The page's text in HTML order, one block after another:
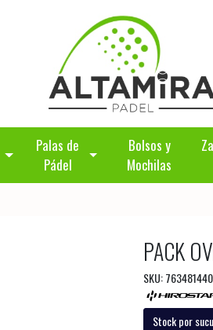
Palas de
Pádel
Bolsos y
Mochilas
PACK
SKU:
Stock por